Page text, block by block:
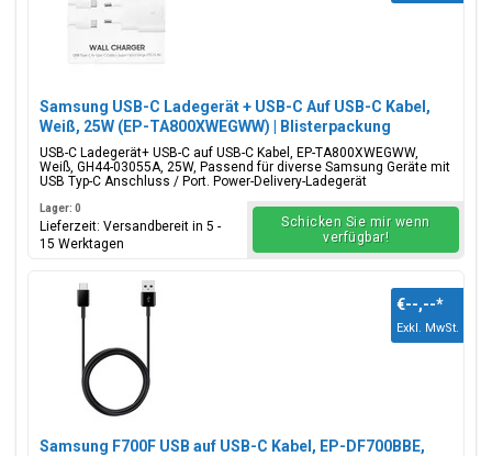
Samsung USB-C Ladegerät + USB-C Auf USB-C Kabel,
Weiß, 25W (EP-TA800XWEGWW) | Blisterpackung
USB-C Ladegerät+ USB-C auf USB-C Kabel, EP-TA800XWEGWW,
Weiß, GH44-03055A, 25W, Passend für diverse Samsung Geräte mit
USB Typ-C Anschluss / Port. Power-Delivery-Ladegerät
Lager: 0
Lieferzeit: Versandbereit in 5 -
15 Werktagen
Schicken Sie mir wenn
verfügbar!
Samsung F700F USB auf USB-C Kabel, EP-DF700BBE,
€--,--*
Exkl. MwSt.